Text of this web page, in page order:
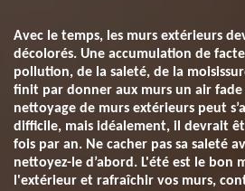
Avec le temps, les murs extérieurs
décolorés. Une accumulation de
pollution, de la saleté, de la
finit par donner aux murs un air
nettoyage de murs extérieurs peut
difficile, mais idéalement, il devrait
fois par an. Ne cacher pas sa saleté
nettoyez-le d’abord. L'été est le
l'extérieur et rafraîchir vos murs,